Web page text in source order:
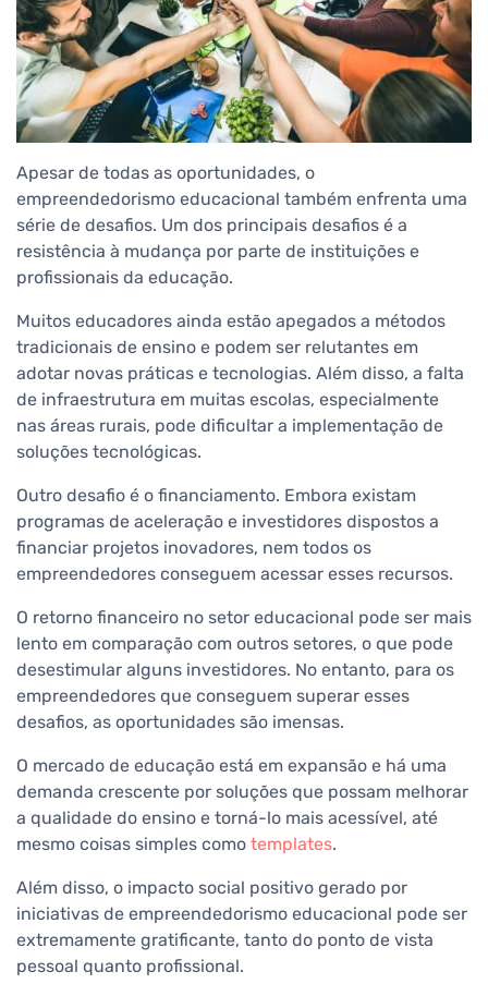
Apesar de todas as oportunidades, o
empreendedorismo educacional também enfrenta uma
série de desafios. Um dos principais desafios é a
resistência à mudança por parte de instituições e
profissionais da educação.
Muitos educadores ainda estão apegados a métodos
tradicionais de ensino e podem ser relutantes em
adotar novas práticas e tecnologias. Além disso, a falta
de infraestrutura em muitas escolas, especialmente
nas áreas rurais, pode dificultar a implementação de
soluções tecnológicas.
Outro desafio é o financiamento. Embora existam
programas de aceleração e investidores dispostos a
financiar projetos inovadores, nem todos os
empreendedores conseguem acessar esses recursos.
O retorno financeiro no setor educacional pode ser mais
lento em comparação com outros setores, o que pode
desestimular alguns investidores. No entanto, para os
empreendedores que conseguem superar esses
desafios, as oportunidades são imensas.
O mercado de educação está em expansão e há uma
demanda crescente por soluções que possam melhorar
a qualidade do ensino e torná-lo mais acessível, até
mesmo coisas simples como templates.
Além disso, o impacto social positivo gerado por
iniciativas de empreendedorismo educacional pode ser
extremamente gratificante, tanto do ponto de vista
pessoal quanto profissional.